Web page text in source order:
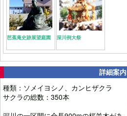
芭蕉庵史跡展望庭園 深川例大祭
詳細案内
種類：ソメイヨシノ、カンヒザクラ
サクラの総数：350本